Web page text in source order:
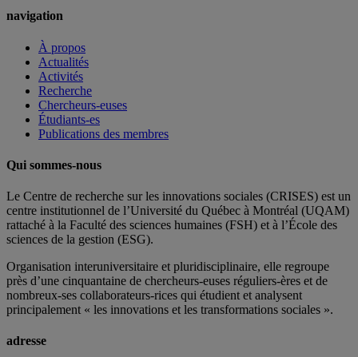
navigation
À propos
Actualités
Activités
Recherche
Chercheurs-euses
Étudiants-es
Publications des membres
Qui sommes-nous
Le Centre de recherche sur les innovations sociales (CRISES) est un
centre institutionnel de l’Université du Québec à Montréal (UQAM)
rattaché à la Faculté des sciences humaines (FSH) et à l’École des
sciences de la gestion (ESG).
Organisation interuniversitaire et pluridisciplinaire, elle regroupe
près d’une cinquantaine de chercheurs-euses réguliers-ères et de
nombreux-ses collaborateurs-rices qui étudient et analysent
principalement « les innovations et les transformations sociales ».
adresse